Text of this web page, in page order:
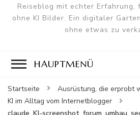
Reiseblog mit echter Erfahrung,
ohne KI Bilder. Ein digitaler
ohne etwas zu
HAUPTMENÜ
Startseite
Ausrüstung, die erprobt
KI im Alltag vom Internetblogger